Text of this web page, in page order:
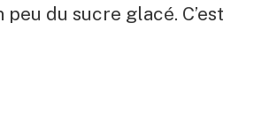
du sucre glacé. C’est